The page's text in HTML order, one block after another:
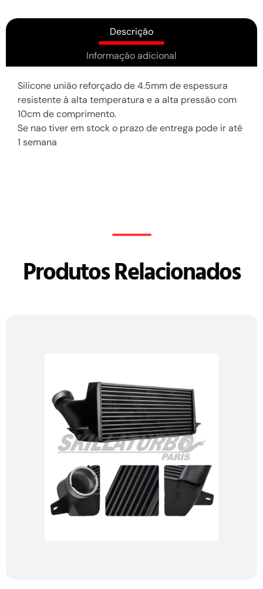
Descrição
Informação adicional
Silicone união reforçado de 4.5mm de espessura
resistente à alta temperatura e a alta pressão com
10cm de comprimento.
Se nao tiver em stock o prazo de entrega pode ir até
1 semana
Produtos Relacionados